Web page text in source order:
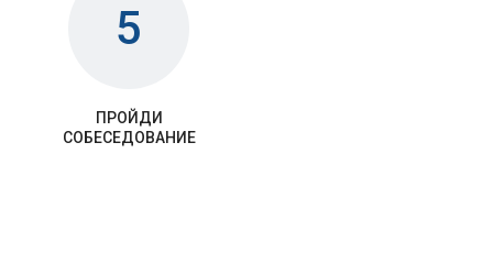
5
ПРОЙДИ
СОБЕСЕДОВАНИЕ